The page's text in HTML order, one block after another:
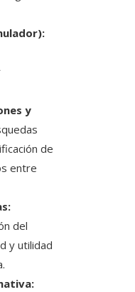
y
de
entre
del
y utilidad